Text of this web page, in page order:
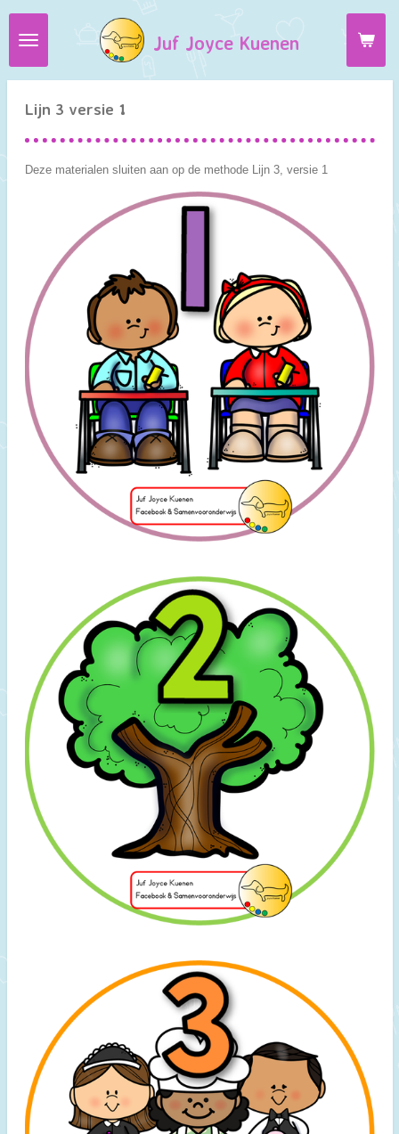
Ga
direct
de
Juf Joyce Kuenen
Lijn 3 versie 1
Deze materialen sluiten aan op de methode Lijn 3, versie 1